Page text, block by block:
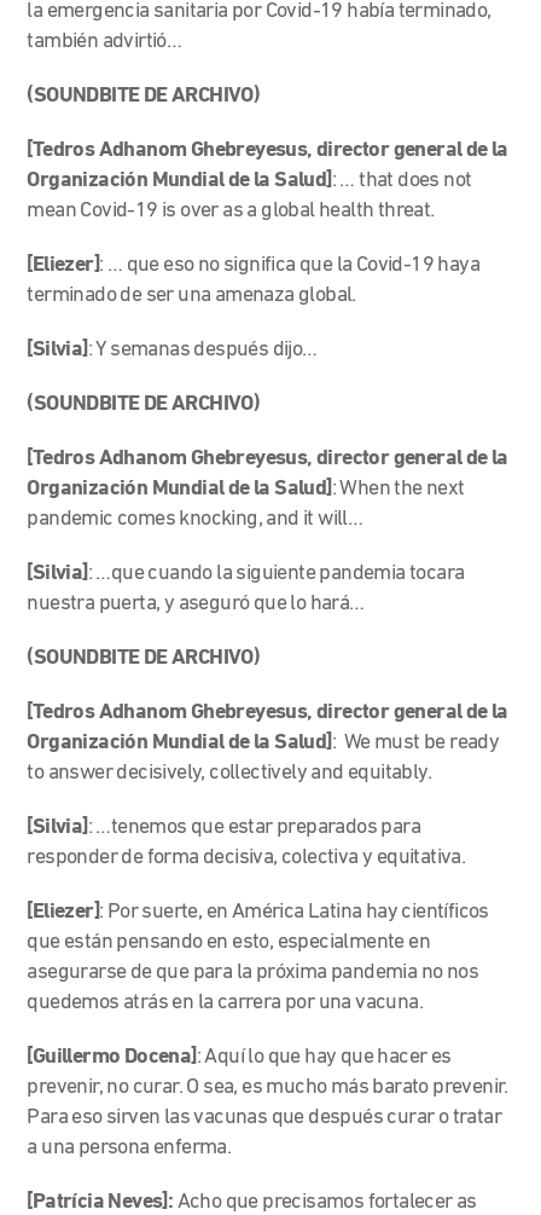
la emergencia sanitaria por Covid-19 había terminado,
también advirtió…
(SOUNDBITE DE ARCHIVO)
[Tedros Adhanom Ghebreyesus, director general de la
Organización Mundial de la Salud] : … that does not
mean Covid-19 is over as a global health threat.
[Eliezer]: … que eso no significa que la Covid-19 haya
terminado de ser una amenaza global.
[Silvia] : Y semanas después dijo…
(SOUNDBITE DE ARCHIVO)
[Tedros Adhanom Ghebreyesus, director general de la
Organización Mundial de la Salud] : When the next
pandemic comes knocking, and it will…
[Silvia] : …que cuando la siguiente pandemia tocara
nuestra puerta, y aseguró que lo hará…
(SOUNDBITE DE ARCHIVO)
[Tedros Adhanom Ghebreyesus, director general de la
Organización Mundial de la Salud] : We must be ready
to answer decisively, collectively and equitably.
[Silvia] : …tenemos que estar preparados para
responder de forma decisiva, colectiva y equitativa.
[Eliezer]: Por suerte, en América Latina hay científicos
que están pensando en esto, especialmente en
asegurarse de que para la próxima pandemia no nos
quedemos atrás en la carrera por una vacuna.
[Guillermo Docena] : Aquí lo que hay que hacer es
prevenir, no curar. O sea, es mucho más barato prevenir.
Para eso sirven las vacunas que después curar o tratar
a una persona enferma.
[Patrícia Neves]: Acho que precisamos fortalecer as